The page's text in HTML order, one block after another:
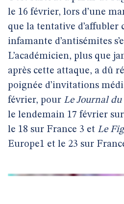
le 16 février, lors d’une
que la tentative d’affubler
infamante d’antisémites
L’académicien, plus que
après cette attaque, a dû
poignée d’invitations
février, pour Le Journal
le lendemain 17 février
le 18 sur France 3 et Le
Europe1 et le 23 sur